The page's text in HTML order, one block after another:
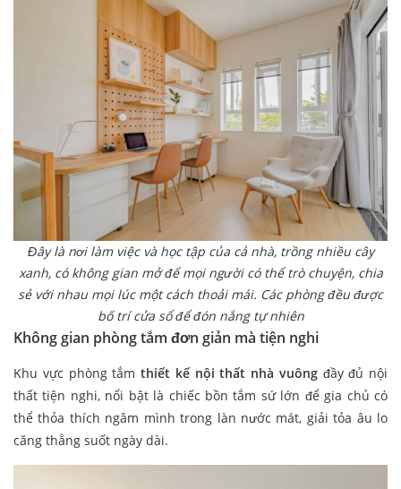
Đây là nơi làm việc và học tập của cả nhà, trồng nhiều cây
xanh, có không gian mở để mọi người có thể trò chuyện, chia
sẻ với nhau mọi lúc một cách thoải mái. Các phòng đều được
bố trí cửa sổ để đón nắng tự nhiên
Không gian phòng tắm đơn giản mà tiện nghi
Khu vực phòng tắm thiết kế nội thất nhà vuôngđầy đủ nội
thất tiện nghi, nổi bật là chiếc bồn tắm sứ lớn để gia chủ có
thể thỏa thích ngâm mình trong làn nước mát, giải tỏa âu lo
căng thẳng suốt ngày dài.